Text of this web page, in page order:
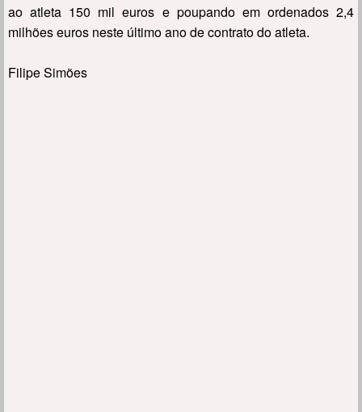
ao atleta 150 mil euros e poupando em ordenados 2,4
milhões euros neste último ano de contrato do atleta.
Filipe Simões